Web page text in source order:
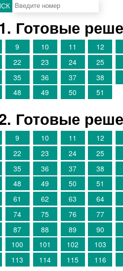
Готовые
9 10 11 12
22 23 24 25
35 36 37 38
48 49 50 51
Готовые
9 10 11 12
22 23 24 25
35 36 37 38
48 49 50 51
61 62 63 64
74 75 76 77
87 88 89 90
100 101 102 103
113 114 115 116